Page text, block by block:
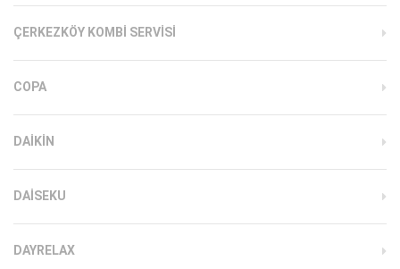
ÇERKEZKÖY KOMBI SERVISI
COPA
DAIKIN
DAISEKU
DAYRELAX